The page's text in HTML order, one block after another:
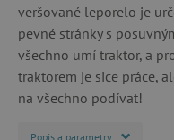
veršované leporelo je
pevné stránky s
všechno umí traktor, a
traktorem je sice práce,
na všechno podívat!
Popis a parametry